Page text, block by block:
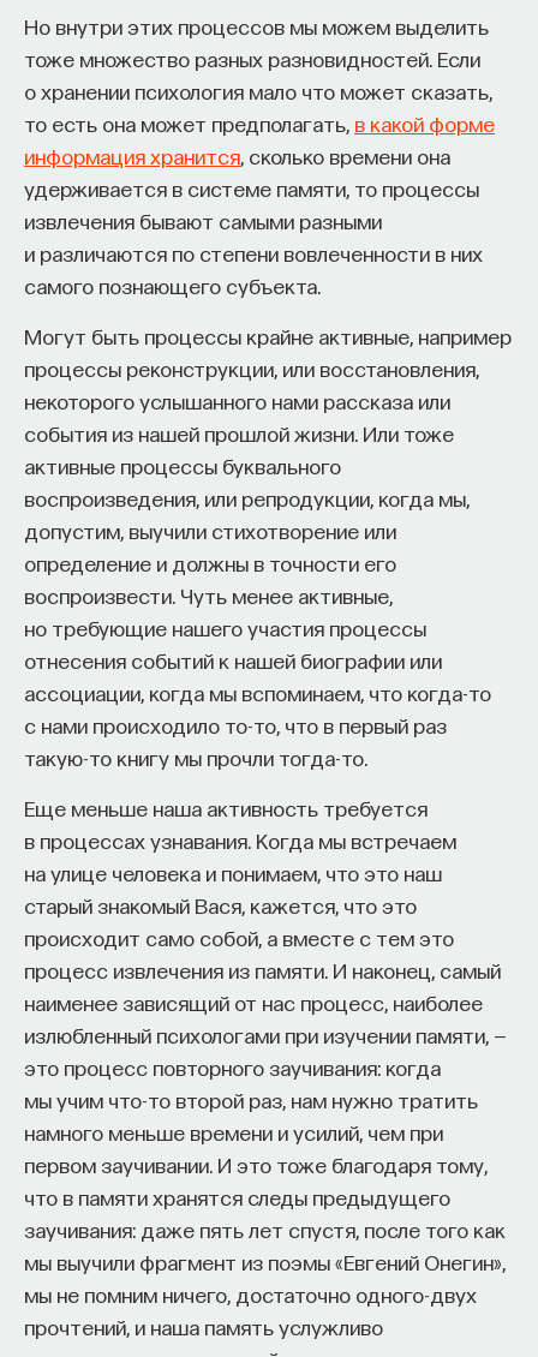
Но внутри этих процессов мы можем выделить
тоже множество разных разновидностей. Если
о хранении психология мало что может сказать,
то есть она может предполагать, в какой форме
информация хранится , сколько времени она
удерживается в системе памяти, то процессы
извлечения бывают самыми разными
и различаются по степени вовлеченности в них
самого познающего субъекта.
Могут быть процессы крайне активные, например
процессы реконструкции, или восстановления,
некоторого услышанного нами рассказа или
события из нашей прошлой жизни. Или тоже
активные процессы буквального
воспроизведения, или репродукции, когда мы,
допустим, выучили стихотворение или
определение и должны в точности его
воспроизвести. Чуть менее активные,
но требующие нашего участия процессы
отнесения событий к нашей биографии или
ассоциации, когда мы вспоминаем, что когда-то
с нами происходило то-то, что в первый раз
такую-то книгу мы прочли тогда-то.
Еще меньше наша активность требуется
в процессах узнавания. Когда мы встречаем
на улице человека и понимаем, что это наш
старый знакомый Вася, кажется, что это
происходит само собой, а вместе с тем это
процесс извлечения из памяти. И наконец, самый
наименее зависящий от нас процесс, наиболее
излюбленный психологами при изучении памяти, —
это процесс повторного заучивания: когда
мы учим что-то второй раз, нам нужно тратить
намного меньше времени и усилий, чем при
первом заучивании. И это тоже благодаря тому,
что в памяти хранятся следы предыдущего
заучивания: даже пять лет спустя, после того как
мы выучили фрагмент из поэмы «Евгений Онегин»,
мы не помним ничего, достаточно одного-двух
прочтений, и наша память услужливо
выпускника, но сама эта оптика тоже остается
отдельной идеологией. В зависимости от того,
в какой из этих логик работает университет,
у него будут совершенно разные ответы
на вопрос о целях образования».
Университет должен строить
будущее
«Есть представление о том, что университеты
готовят элиту, и отсюда возникает образ сложно
мыслящего, сложно устроенного человека.
Но здесь возникает и другой, гораздо более
трудный вопрос: кто вообще формирует
целеполагание университета и кто задает тот
смысл, на который он работает? Мне кажется,
университет способен быть субъектом —
не просто выполнять внешний заказ,
а самостоятельно выбирать, на какое будущее
он работает. У него должна быть собственная
позиция: сначала определить, какое будущее
он хочет создавать, а затем разворачивать это
в своей деятельности. Когда университет
работает только под заказ, он занимает совсем
редкая возможность — мыслить на длинной
дистанции и реально влиять на будущее: на то,
как будет мыслить элита, как будет устроена
экономика и как в целом будет разворачиваться
общество».
Знание нельзя просто передать
«Сама проблема гораздо старше, чем может
показаться. Если преподаватель выдает задание,
студент перепоручает его нейросети, а потом
просто приносит готовый текст, это лишь делает
старую проблему совсем уж неустранимой.
Но и привычная университетская схема, в которой
преподаватель что-то рассказал, студент что-то
записал, а затем попытался пересказать это
наизусть, тоже почти не оставляет места для